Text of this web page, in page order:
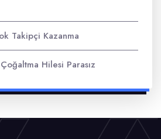
Takipçi Kazanma
Hilesi Parasız